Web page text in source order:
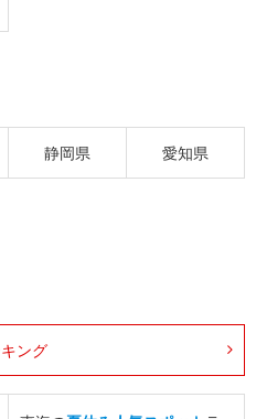
静岡県 愛知県
ング